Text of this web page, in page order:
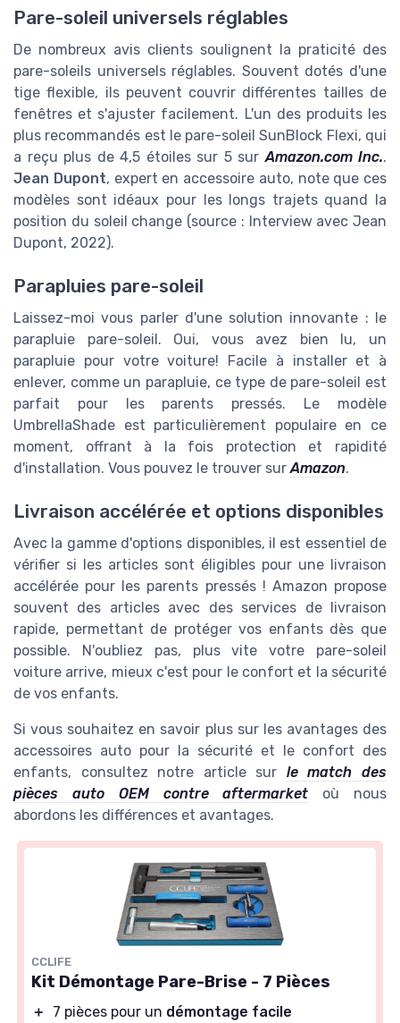
Pare-soleil universels réglables
De nombreux avis clients soulignent la praticité des
pare-soleils universels réglables. Souvent dotés d'une
tige flexible, ils peuvent couvrir différentes tailles de
fenêtres et s'ajuster facilement. L'un des produits les
plus recommandés est le pare-soleilSunBlock Flexi, qui
a reçu plus de 4,5 étoiles sur 5 surAmazon.com Inc..
Jean Dupont, expert en accessoire auto, note que ces
modèles sont idéaux pour les longs trajets quand la
position du soleil change (source : Interview avec Jean
Dupont, 2022).
Parapluies pare-soleil
Laissez-moi vous parler d'une solution innovante : le
parapluie pare-soleil. Oui, vous avez bien lu, un
parapluie pour votre voiture! Facile à installer et à
enlever, comme un parapluie, ce type de pare-soleil est
parfait pour les parents pressés. Le modèle
UmbrellaShade est particulièrement populaire en ce
moment, offrant à la fois protection et rapidité
d'installation. Vous pouvez le trouver surAmazon.
Livraison accélérée et options disponibles
Avec la gamme d'options disponibles, il est essentiel de
vérifier si les articles sont éligibles pour une livraison
accélérée pour les parents pressés ! Amazon propose
souvent des articles avec des services de livraison
rapide, permettant de protéger vos enfants dès que
possible. N'oubliez pas, plus vite votre pare-soleil
voiture arrive, mieux c'est pour le confort et la sécurité
de vos enfants.
Si vous souhaitez en savoir plus sur les avantages des
accessoires auto pour la sécurité et le confort des
enfants, consultez notre article sur le match des
pièces auto OEM contre aftermarket où nous
abordons les différences et avantages.
CCLIFE
Kit Démontage Pare-Brise - 7 Pièces
＋ 7 pièces pour un démontage facile